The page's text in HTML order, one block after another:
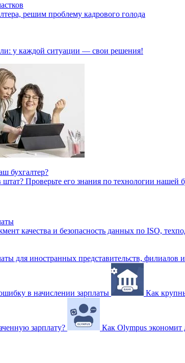
решим проблему кадрового голода
у каждой ситуации — свои решения!
бухгалтер?
штат? Проверьте его знания по технологии нашей
качества и безопасность данных по ISO,
для иностранных представительств, филиалов
в начислении зарплаты Как
зарплату? Как Olympus экономит